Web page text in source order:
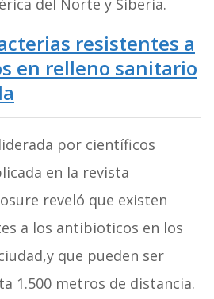
del Norte y Siberia.
resistentes a
en relleno sanitario
por científicos
en la revista
reveló que existen
a los antibioticos en los
que pueden ser
1.500 metros de distancia.